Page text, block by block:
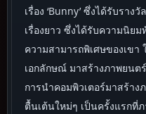
เรื่อง ‘Bunny’ ซึ่งได้รับรา
เรื่องยาว ซึ่งได้รับความนิยม
ความสามารถพิเศษของเขา
เอกลักษณ์ มาสร้างภาพยนต
การนำคอมพิวเตอร์มาสร้าง
ตื้นเต้นใหม่ๆ เป็นครั้งแรกที่